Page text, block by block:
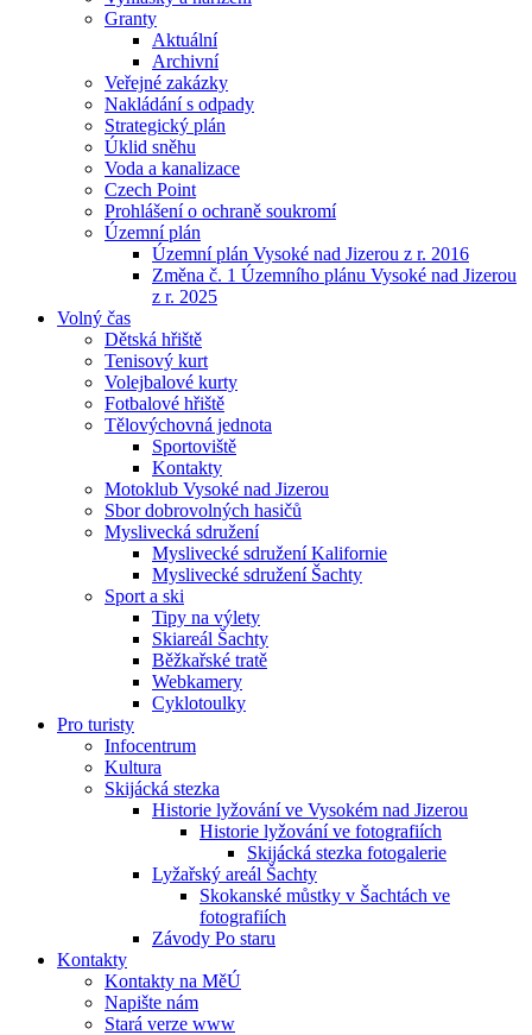
Granty
Aktuální
Archivní
Veřejné zakázky
Nakládání s odpady
Strategický plán
Úklid sněhu
Voda a kanalizace
Czech Point
Prohlášení o ochraně soukromí
Územní plán
Územní plán Vysoké nad Jizerou z r. 2016
Změna č. 1 Územního plánu Vysoké nad Jizerou
z r. 2025
Volný čas
Dětská hřiště
Tenisový kurt
Volejbalové kurty
Fotbalové hřiště
Tělovýchovná jednota
Sportoviště
Kontakty
Motoklub Vysoké nad Jizerou
Sbor dobrovolných hasičů
Myslivecká sdružení
Myslivecké sdružení Kalifornie
Myslivecké sdružení Šachty
Sport a ski
Tipy na výlety
Skiareál Šachty
Běžkařské tratě
Webkamery
Cyklotoulky
Pro turisty
Infocentrum
Kultura
Skijácká stezka
Historie lyžování ve Vysokém nad Jizerou
Historie lyžování ve fotografiích
Skijácká stezka fotogalerie
Lyžařský areál Šachty
Skokanské můstky v Šachtách ve
fotografiích
Závody Po staru
Kontakty
Kontakty na MěÚ
Napište nám
Stará verze www